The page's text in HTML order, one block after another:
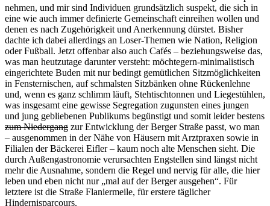
nehmen, und mir sind Individuen grundsätzlich suspekt, die sich in
eine wie auch immer definierte Gemeinschaft einreihen wollen und
denen es nach Zugehörigkeit und Anerkennung dürstet. Bisher
dachte ich dabei allerdings an Loser-Themen wie Nation, Religion
oder Fußball. Jetzt offenbar also auch Cafés – beziehungsweise das,
was man heutzutage darunter versteht: möchtegern-minimalistisch
eingerichtete Buden mit nur bedingt gemütlichen Sitzmöglichkeiten
in Fensternischen, auf schmalsten Sitzbänken ohne Rückenlehne
und, wenn es ganz schlimm läuft, Stehtischtonnen und Liegestühlen,
was insgesamt eine gewisse Segregation zugunsten eines jungen
und jung gebliebenen Publikums begünstigt und somit leider bestens
zum Niedergang zur Entwicklung der Berger Straße passt, wo man
– ausgenommen in der Nähe von Häusern mit Arztpraxen sowie in
Filialen der Bäckerei Eifler – kaum noch alte Menschen sieht. Die
durch Außengastronomie verursachten Engstellen sind längst nicht
mehr die Ausnahme, sondern die Regel und nervig für alle, die hier
leben und eben nicht nur „mal auf der Berger ausgehen“. Für
letztere ist die Straße Flaniermeile, für erstere täglicher
Hindernisparcours.